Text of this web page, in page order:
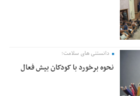
دانستنی های سلامت؛
نحوه برخورد با کودکان بیش فعال